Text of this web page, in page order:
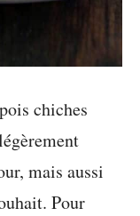
chiches
mais aussi
Pour